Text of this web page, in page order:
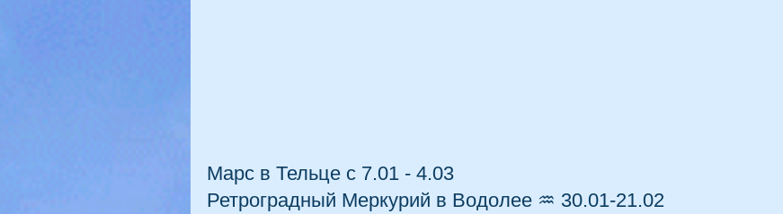
Марс в Тельце с 7.01 - 4.03
Ретроградный Меркурий в Водолее ♒ 30.01-21.02